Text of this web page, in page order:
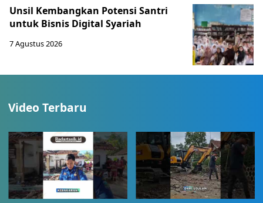
Unsil Kembangkan Potensi Santri
untuk Bisnis Digital Syariah
7 Agustus 2026
Video Terbaru